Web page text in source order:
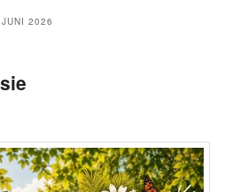
JUNI 2026